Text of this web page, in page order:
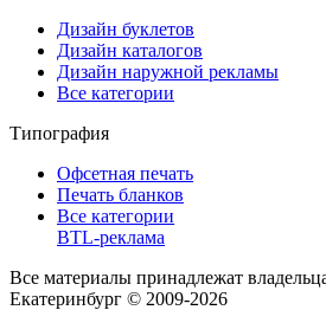
Дизайн буклетов
Дизайн каталогов
Дизайн наружной рекламы
Все категории
Типография
Офсетная печать
Печать бланков
Все категории
BTL-реклама
Все материалы принадлежат
Екатеринбург © 2009-2026